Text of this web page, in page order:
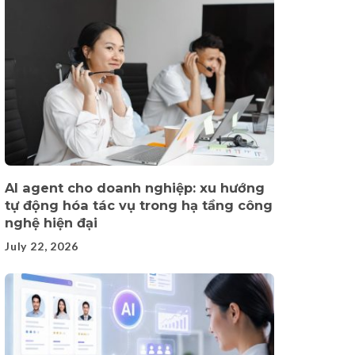
AI agent cho doanh nghiệp: xu hướng
tự động hóa tác vụ trong hạ tầng công
nghệ hiện đại
July 22, 2026